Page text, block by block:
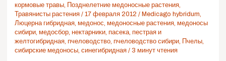
кормовые травы Позднелетние медоносные растения
Травянисты растения /17 февраля 2012 /Medicago hybridum
Люцерна гибридная ,медонос ,медоносные растения ,медоносы
сибири ,медосбор ,нектарники ,пасека ,пестрая и
желтогибридная ,пчеловодство ,пчеловодство сибири Пчелы
сибирские медоносы ,синегибридная /3 минут чтения